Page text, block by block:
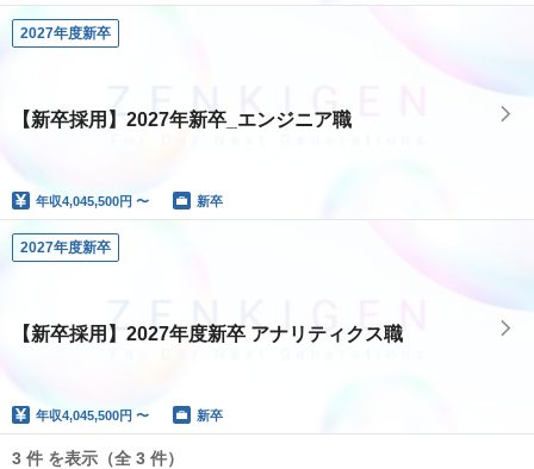
2027年度新卒
【新卒採用】2027年新卒_エンジニア職
年収4,045,500円 〜 新卒
2027年度新卒
【新卒採用】2027年度新卒 アナリティクス職
年収4,045,500円 〜 新卒
3 件 を表示（全 3 件）